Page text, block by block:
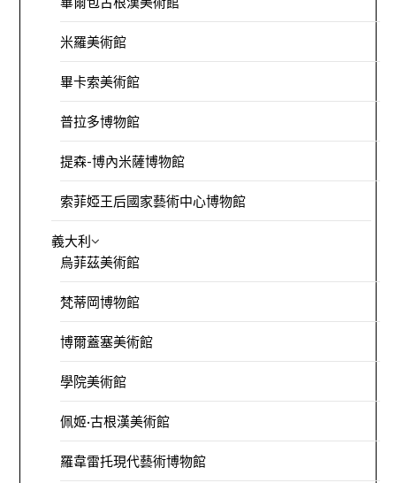
米羅美術館
畢卡索美術館
普拉多博物館
提森-博內米薩博物館
索菲婭王后國家藝術中心博物館
義大利
烏菲茲美術館
梵蒂岡博物館
博爾蓋塞美術館
學院美術館
佩姬·古根漢美術館
羅韋雷托現代藝術博物館